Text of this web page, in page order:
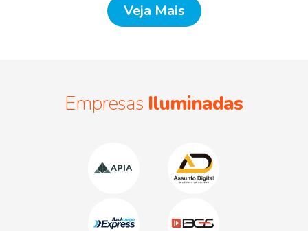
Veja Mais
Empresas Iluminadas